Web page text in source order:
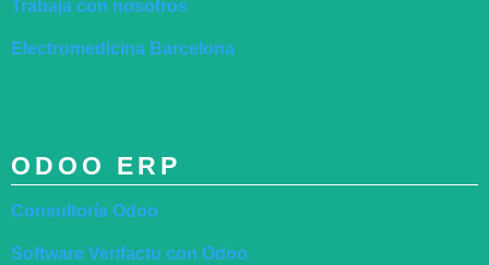
Trabaja con nosotros
Electromedicina Barcelona
ODOO ERP
Consultoría Odoo
Software Verifactu con Odoo